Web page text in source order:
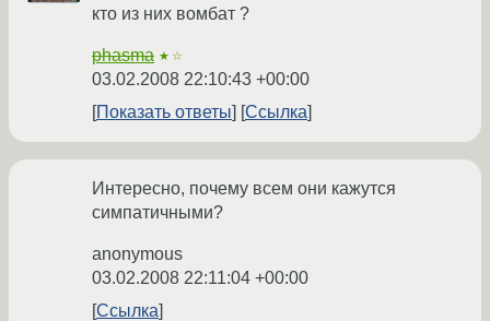
кто из них вомбат ?
phasma ★☆
03.02.2008 22:10:43 +00:00
Показать ответы
Ссылка
Интересно, почему всем они кажутся
симпатичными?
anonymous
03.02.2008 22:11:04 +00:00
Ссылка